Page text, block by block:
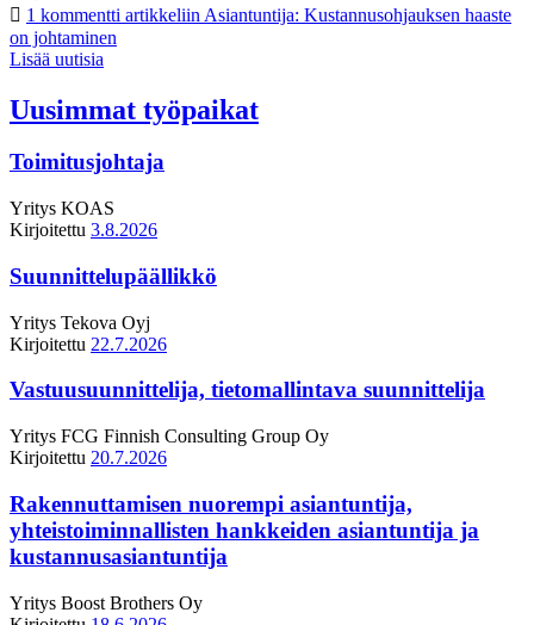
1 kommentti artikkeliin Asiantuntija: Kustannusohjauksen haaste
on johtaminen
Lisää uutisia
Uusimmat työpaikat
Toimitusjohtaja
Yritys KOAS
Kirjoitettu 3.8.2026
Suunnittelupäällikkö
Yritys Tekova Oyj
Kirjoitettu 22.7.2026
Vastuusuunnittelija, tietomallintava suunnittelija
Yritys FCG Finnish Consulting Group Oy
Kirjoitettu 20.7.2026
Rakennuttamisen nuorempi asiantuntija,
yhteistoiminnallisten hankkeiden asiantuntija ja
kustannusasiantuntija
Yritys Boost Brothers Oy